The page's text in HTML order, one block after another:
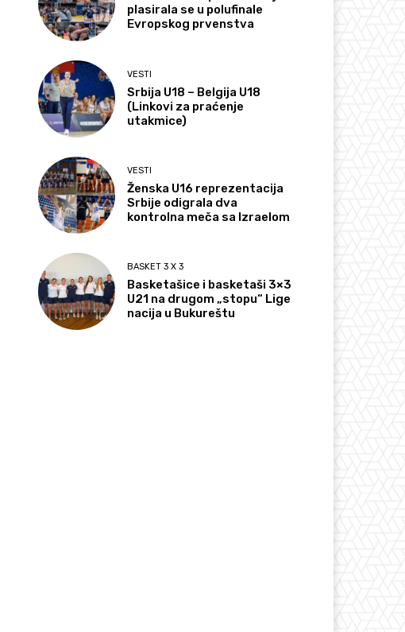
plasirala se u polufinale
Evropskog prvenstva
VESTI
Srbija U18 – Belgija U18
(Linkovi za praćenje
utakmice)
VESTI
Ženska U16 reprezentacija
Srbije odigrala dva
kontrolna meča sa Izraelom
BASKET 3 X 3
Basketašice i basketaši 3×3
U21 na drugom „stopu“ Lige
nacija u Bukureštu